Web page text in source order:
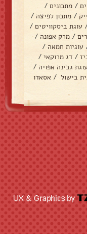
/ מתכונים /
/ מתכון לפיצה /
עוגת ביסקוויטים /
/ מרק אפונה /
עוגיות חמאה /
/ דג מרוקאי /
גבינה אפויה /
בישול / אסאדו